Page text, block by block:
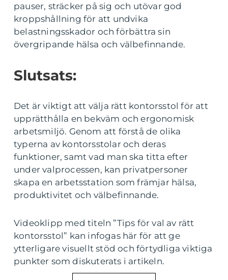
pauser, sträcker på sig och utövar god
kroppshållning för att undvika
belastningsskador och förbättra sin
övergripande hälsa och välbefinnande.
Slutsats:
Det är viktigt att välja rätt kontorsstol för att
upprätthålla en bekväm och ergonomisk
arbetsmiljö. Genom att förstå de olika
typerna av kontorsstolar och deras
funktioner, samt vad man ska titta efter
under valprocessen, kan privatpersoner
skapa en arbetsstation som främjar hälsa,
produktivitet och välbefinnande.
Videoklipp med titeln ”Tips för val av rätt
kontorsstol” kan infogas här för att ge
ytterligare visuellt stöd och förtydliga viktiga
punkter som diskuterats i artikeln.